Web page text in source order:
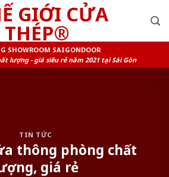
SHOWROOM SAIGONDOOR
lượng - giá siêu rẻ năm 2021 tại Sài Gòn
TIN TỨC
thông phòng chất
giá rẻ